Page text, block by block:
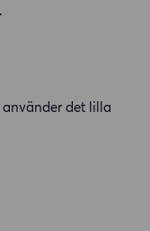
använder det lilla